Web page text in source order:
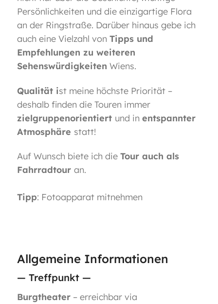
Persönlichkeiten und die einzigartige Flora
an der Ringstraße. Darüber hinaus gebe ich
auch eine Vielzahl von Tipps und
Empfehlungen zu weiteren
Sehenswürdigkeiten Wiens.
Qualität ist meine höchste Priorität –
deshalb finden die Touren immer
zielgruppenorientiert und in entspannter
Atmosphäre statt!
Auf Wunsch biete ich die Tour auch als
Fahrradtour an.
Tipp: Fotoapparat mitnehmen
Allgemeine Informationen
— Treffpunkt —
Burgtheater – erreichbar via